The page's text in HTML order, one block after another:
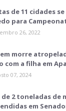
de 11 cidades
para
26, 2022
morre
com a filha em
07, 2024
de 2 toneladas de
em